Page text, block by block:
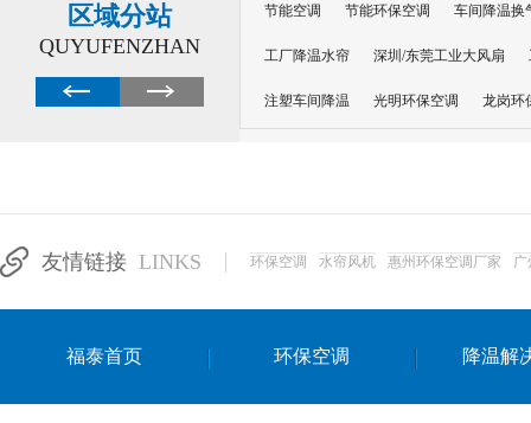
区域分站
QUYUFENZHAN
节能空调 节能环保空调 车间降温换
工厂降温水帘 深圳/东莞工业大风扇
注塑车间降温 光明环保空调 龙岗环
达州工业省电安装
友情链接 LINKS 环保空调 水帘风机 惠州环保空调厂家 广
福泰首页 环保空调 降温解